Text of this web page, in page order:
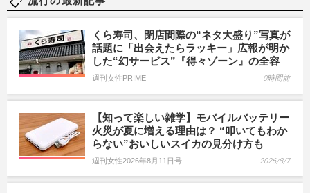
くら寿司、閉店間際の“ネタ大盛り”写真が
話題に「出会えたらラッキー」広報が明か
した“幻サービス”『得々ゾーン』の全容
週刊女性PRIME 0時間前
【知って楽しい雑学】モバイルバッテリー
火災が夏に増える理由は？ “叩いてもわか
らない”おいしいスイカの見分け方も
週刊女性2026年8月11日号 2026/8/7